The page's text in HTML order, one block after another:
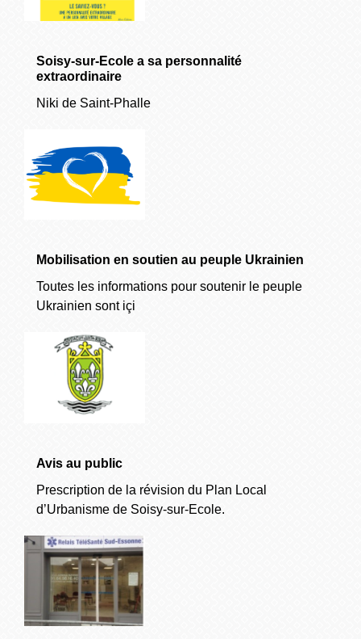
Soisy-sur-Ecole a sa personnalité
extraordinaire
Niki de Saint-Phalle
Mobilisation en soutien au peuple Ukrainien
Toutes les informations pour soutenir le peuple
Ukrainien sont içi
Avis au public
Prescription de la révision du Plan Local
d’Urbanisme de Soisy-sur-Ecole.